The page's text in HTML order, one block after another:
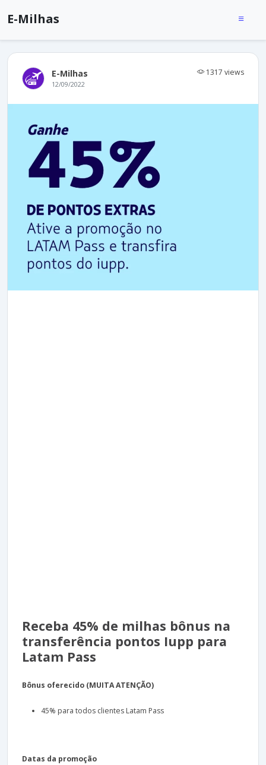
E-Milhas
E-Milhas 1317 views
12/09/2022
Receba 45% de milhas bônus na
transferência pontos Iupp para
Latam Pass
Bônus oferecido (MUITA ATENÇÃO)
45% para todos clientes Latam Pass
Datas da promoção